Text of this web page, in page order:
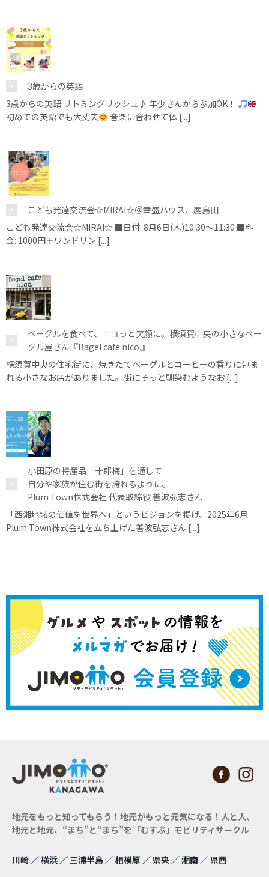
3歳からの英語
3歳からの英語 リトミングリッシュ♪ 年少さんから参加OK！
初めての英語でも大丈夫
音楽に合わせて体 [...]
こども発達交流会☆MIRAI☆＠幸盛ハウス、鹿島田
こども発達交流会☆MIRAI☆ ■日付: 8月6日(木)10:30～11:30 ■料
金: 1000円＋ワンドリン [...]
ベーグルを食べて、ニコっと笑顔に。横須賀中央の小さなベー
グル屋さん『Bagel cafe nico.』
横須賀中央の住宅街に、焼きたてベーグルとコーヒーの香りに包ま
れる小さなお店がありました。街にそっと馴染むようなお [...]
小田原の特産品「十郎梅」を通して
自分や家族が住む街を誇れるように。
Plum Town株式会社 代表取締役 善波弘志さん
「西湘地域の価値を世界へ」というビジョンを掲げ、2025年6月
Plum Town株式会社を立ち上げた善波弘志さん [...]
地元をもっと知ってもらう！地元がもっと元気になる！ 人と人、
地元と地元、“まち”と“まち”を「むすぶ」モビリティサークル
川崎 ／横浜 ／三浦半島 ／相模原 ／県央 ／湘南 ／県西